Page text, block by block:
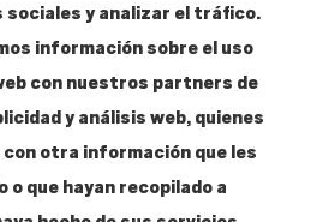
sociales y analizar el tráfico.
información sobre el uso
con nuestros partners de
y análisis web, quienes
con otra información que les
o que hayan recopilado a